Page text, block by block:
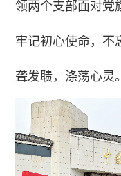
领两个支部面对党
牢记初心使命，不
聋发聩，涤荡心灵。